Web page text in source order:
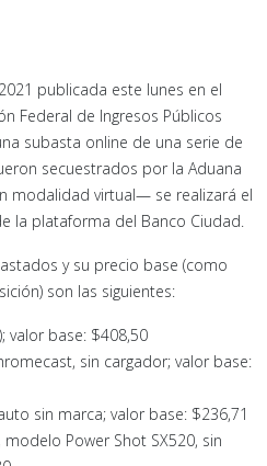
publicada este lunes en el
Federal de Ingresos Públicos
subasta online de una serie de
secuestrados por la Aduana
modalidad virtual— se realizará el
la plataforma del Banco Ciudad.
y su precio base (como
son las siguientes:
valor base: $408,50
sin cargador; valor base:
sin marca; valor base: $236,71
Power Shot SX520, sin